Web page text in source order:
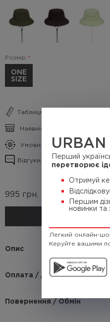
URBAN
Перший
перетворює
Отримуй
Першим
новинки та
Легкий онлайн-
Керуйте вашими
Розмір
ONE
SIZE
Таблиця розмірів
Наявність в магазинах
Умови кешбеку
Відгуки про товар
995 грн. (Кешбек 99.5 грн.)
Опис
Оплата / доставка
Повернення / Обмін